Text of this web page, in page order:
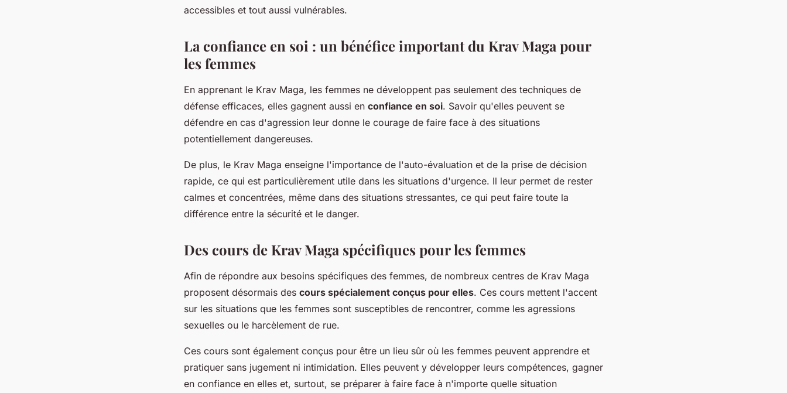
accessibles et tout aussi vulnérables.
La confiance en soi : un bénéfice important du Krav Maga pour
les femmes
En apprenant le Krav Maga, les femmes ne développent pas seulement des techniques de
défense efficaces, elles gagnent aussi en confiance en soi. Savoir qu'elles peuvent se
défendre en cas d'agression leur donne le courage de faire face à des situations
potentiellement dangereuses.
De plus, le Krav Maga enseigne l'importance de l'auto-évaluation et de la prise de décision
rapide, ce qui est particulièrement utile dans les situations d'urgence. Il leur permet de rester
calmes et concentrées, même dans des situations stressantes, ce qui peut faire toute la
différence entre la sécurité et le danger.
Des cours de Krav Maga spécifiques pour les femmes
Afin de répondre aux besoins spécifiques des femmes, de nombreux centres de Krav Maga
proposent désormais des cours spécialement conçus pour elles. Ces cours mettent l'accent
sur les situations que les femmes sont susceptibles de rencontrer, comme les agressions
sexuelles ou le harcèlement de rue.
Ces cours sont également conçus pour être un lieu sûr où les femmes peuvent apprendre et
pratiquer sans jugement ni intimidation. Elles peuvent y développer leurs compétences, gagner
en confiance en elles et, surtout, se préparer à faire face à n'importe quelle situation